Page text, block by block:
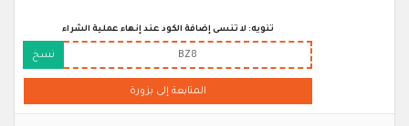
تنويه: لا تنسى إضافة الكود عند إنهاء عملية الشراء
BZ8 نسخ
المتابعة إلى بزورة